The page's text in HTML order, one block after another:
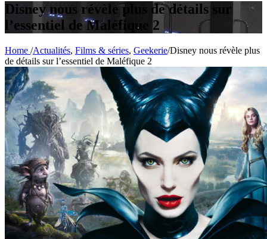
Disney nous révèle plus de détails sur
l’essentiel de Maléfique 2
Home /Actualités, Films & séries, Geekerie/Disney nous révèle plus
de détails sur l’essentiel de Maléfique 2